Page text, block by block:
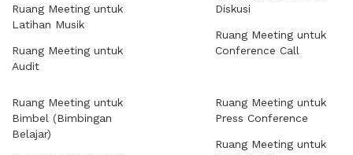
Ruang Meeting untuk
Latihan Musik
Ruang Meeting untuk
Audit
Diskusi
Ruang Meeting untuk
Conference Call
Ruang Meeting untuk
Bimbel (Bimbingan
Belajar)
Ruang Meeting untuk
Press Conference
Ruang Meeting untuk